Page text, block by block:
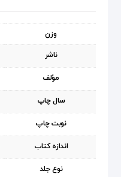
وزن
ناشر
مؤلف
سال چاپ
نوبت چاپ
اندازه کتاب
نوع جلد